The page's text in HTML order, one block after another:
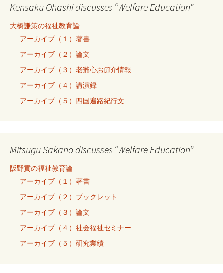
Kensaku Ohashi discusses “Welfare Education”
大橋謙策の福祉教育論
アーカイブ（１）著書
アーカイブ（２）論文
アーカイブ（３）老爺心お節介情報
アーカイブ（４）講演録
アーカイブ（５）四国遍路紀行文
Mitsugu Sakano discusses “Welfare Education”
阪野貢の福祉教育論
アーカイブ（１）著書
アーカイブ（２）ブックレット
アーカイブ（３）論文
アーカイブ（４）社会福祉セミナー
アーカイブ（５）研究業績